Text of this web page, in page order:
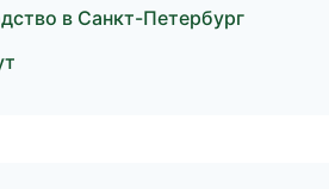
в Санкт-Петербург